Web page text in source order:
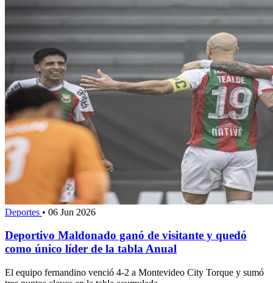
Deportes • 06 Jun 2026
Deportivo Maldonado ganó de visitante y quedó
como único líder de la tabla Anual
El equipo fernandino venció 4-2 a Montevideo City Torque y sumó